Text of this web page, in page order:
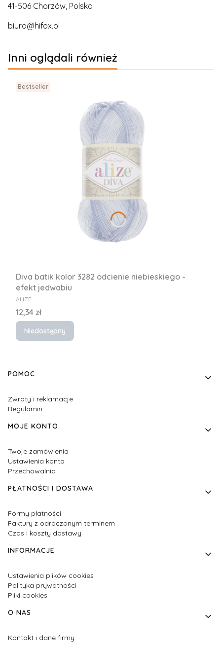
41-506 Chorzów, Polska
biuro@hifox.pl
Inni oglądali również
Bestseller
Diva batik kolor 3282 odcienie niebieskiego -
efekt jedwabiu
PRODUCENT
ALIZE
Cena
12,34 zł
Niedostępny
Linki w stopce
POMOC
Zwroty i reklamacje
Regulamin
MOJE KONTO
Twoje zamówienia
Ustawienia konta
Przechowalnia
PŁATNOŚCI I DOSTAWA
Formy płatności
Faktury z odroczonym terminem
Czas i koszty dostawy
INFORMACJE
Ustawienia plików cookies
Polityka prywatności
Pliki cookies
O NAS
Kontakt i dane firmy